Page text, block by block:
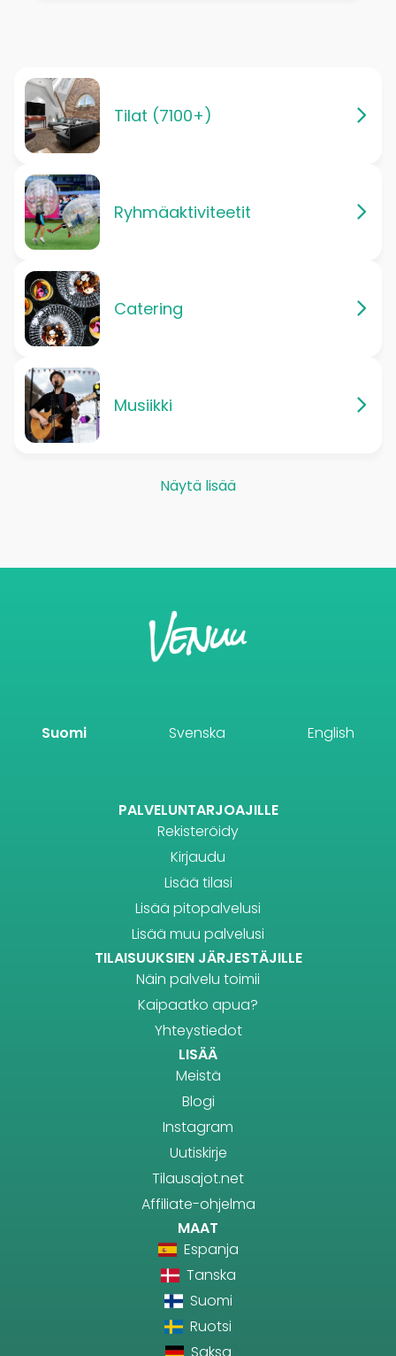
Tilat (7100+)
Ryhmäaktiviteetit
Catering
Musiikki
Näytä lisää
Suomi Svenska English
PALVELUNTARJOAJILLE
Rekisteröidy
Kirjaudu
Lisää tilasi
Lisää pitopalvelusi
Lisää muu palvelusi
TILAISUUKSIEN JÄRJESTÄJILLE
Näin palvelu toimii
Kaipaatko apua?
Yhteystiedot
LISÄÄ
Meistä
Blogi
Instagram
Uutiskirje
Tilausajot.net
Affiliate-ohjelma
MAAT
Espanja
Tanska
Suomi
Ruotsi
Saksa